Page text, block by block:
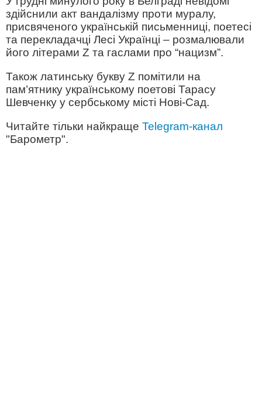
здійснили акт вандалізму проти муралу,
присвяченого українській письменниці, поетесі
та перекладачці Лесі Українці – розмалювали
його літерами Z та гаслами про “нацизм”.
Також латинську букву Z помітили на
пам’ятнику українському поетові Тарасу
Шевченку у сербському місті Нові-Сад.
Читайте тільки найкраще Telegram-канал
"Барометр".